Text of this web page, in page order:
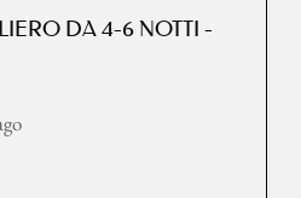
DA 4-6 NOTTI -